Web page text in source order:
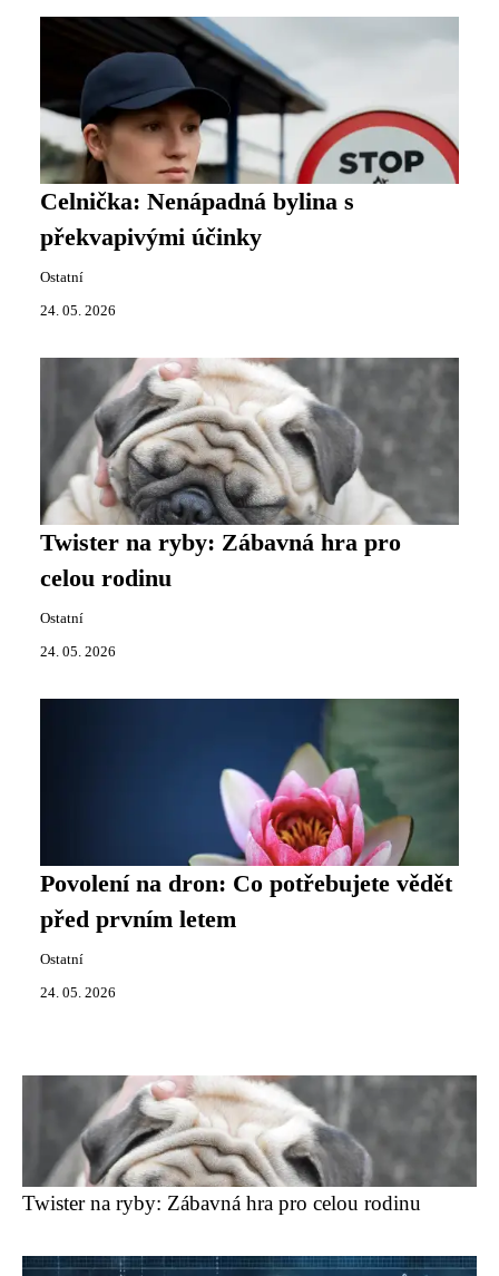
Celnička: Nenápadná bylina s
překvapivými účinky
Ostatní
24. 05. 2026
Twister na ryby: Zábavná hra pro
celou rodinu
Ostatní
24. 05. 2026
Povolení na dron: Co potřebujete vědět
před prvním letem
Ostatní
24. 05. 2026
Twister na ryby: Zábavná hra pro celou rodinu